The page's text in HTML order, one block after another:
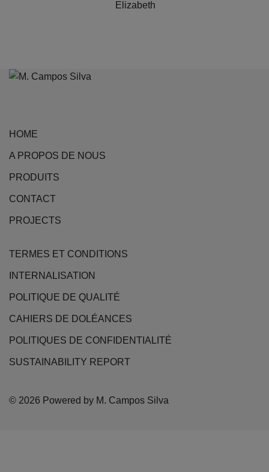
Elizabeth
HOME
A PROPOS DE NOUS
PRODUITS
CONTACT
PROJECTS
TERMES ET CONDITIONS
INTERNALISATION
POLITIQUE DE QUALITÉ
CAHIERS DE DOLÉANCES
POLITIQUES DE CONFIDENTIALITÉ
SUSTAINABILITY REPORT
© 2026 Powered by M. Campos Silva